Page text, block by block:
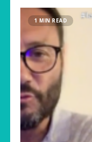
1 MIN READ